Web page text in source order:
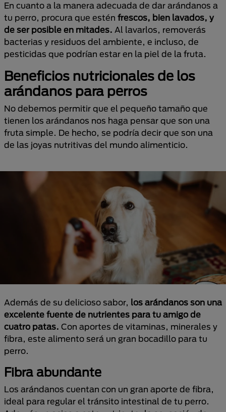
En cuanto a la manera adecuada de dar arándanos a
tu perro, procura que estén frescos, bien lavados, y
de ser posible en mitades. Al lavarlos, removerás
bacterias y residuos del ambiente, e incluso, de
pesticidas que podrían estar en la piel de la fruta.
Beneficios nutricionales de los
arándanos para perros
No debemos permitir que el pequeño tamaño que
tienen los arándanos nos haga pensar que son una
fruta simple. De hecho, se podría decir que son una
de las joyas nutritivas del mundo alimenticio.
Además de su delicioso sabor, los arándanos son una
excelente fuente de nutrientes para tu amigo de
cuatro patas. Con aportes de vitaminas, minerales y
fibra, este alimento será un gran bocadillo para tu
perro.
Fibra abundante
Los arándanos cuentan con un gran aporte de fibra,
ideal para regular el tránsito intestinal de tu perro.